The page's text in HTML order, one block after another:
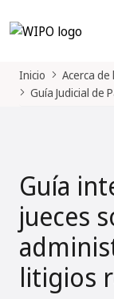
Inicio
Acerca de
Guía Judicial de
Guía
jueces
litigios